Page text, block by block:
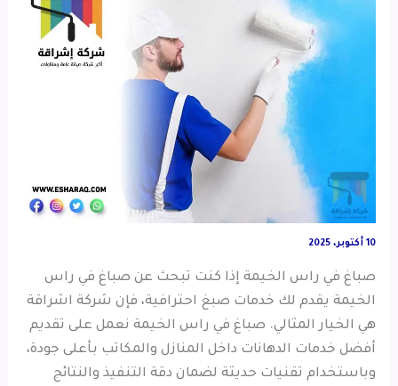
10 أكتوبر، 2025
صباغ في راس الخيمة إذا كنت تبحث عن صباغ في راس
الخيمة يقدم لك خدمات صبغ احترافية، فإن شركة اشراقة
هي الخيار المثالي. صباغ في راس الخيمة نعمل على تقديم
أفضل خدمات الدهانات داخل المنازل والمكاتب بأعلى جودة،
وباستخدام تقنيات حديثة لضمان دقة التنفيذ والنتائج